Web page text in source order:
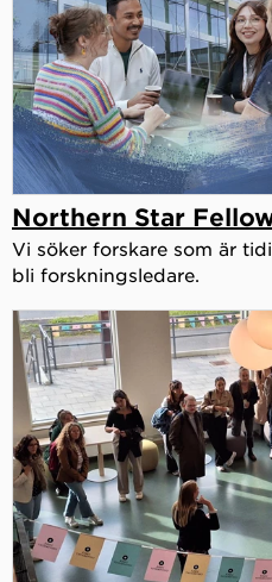
Northern Star
Vi söker forskare som är
bli forskningsledare.